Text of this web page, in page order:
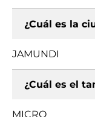
¿Cuál es la
JAMUNDI
¿Cuál es el
MICRO